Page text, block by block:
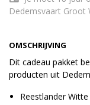
OMSCHRIJVING
Dit cadeau pakket
producten uit
Reestlander